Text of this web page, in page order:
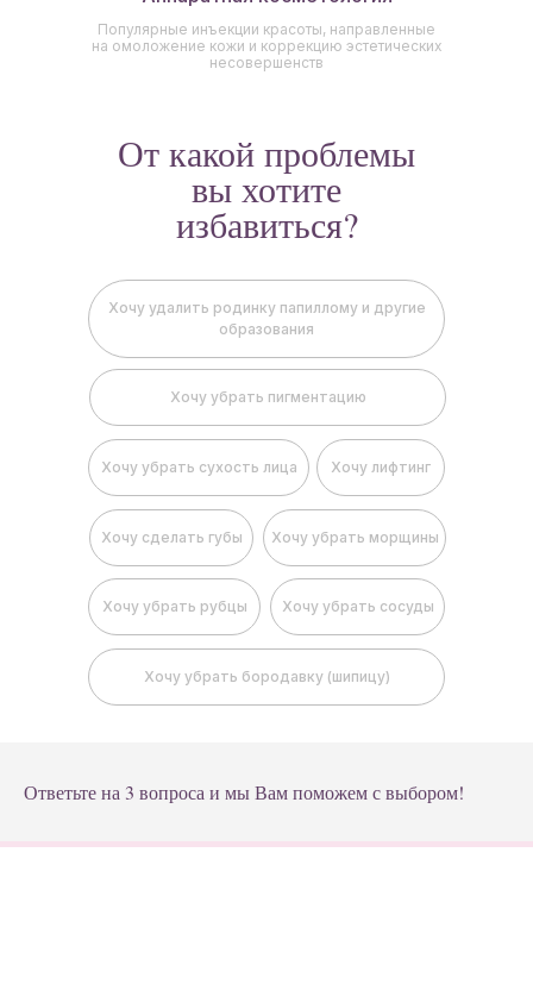
Популярные инъекции красоты, направленные
на омоложение кожи и коррекцию эстетических
несовершенств
От какой проблемы
вы хотите
избавиться?
Хочу удалить родинку папиллому и другие
образования
Хочу убрать сухость лица
Хочу убрать сосуды
Хочу убрать рубцы
Хочу сделать губы Хочу убрать морщины
Хочу лифтинг
Хочу убрать пигментацию
Хочу убрать бородавку (шипицу)
Ответьте на 3 вопроса и мы Вам поможем с выбором!